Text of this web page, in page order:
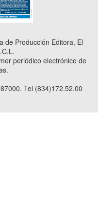
de Producción Editora, El
periódico electrónico de
Tel (834)172.52.00